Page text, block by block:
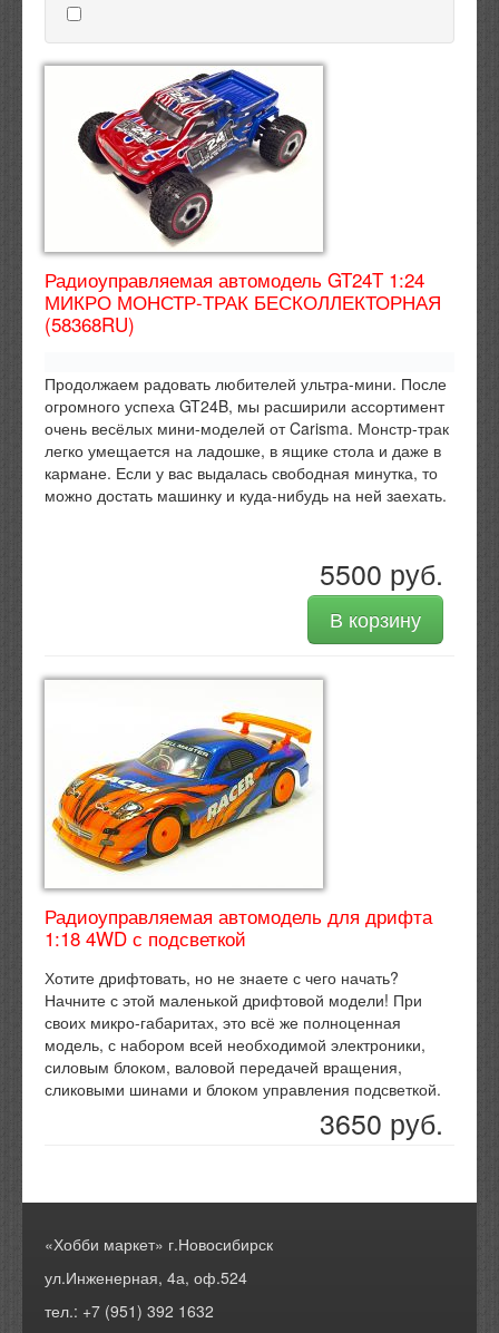
Радиоуправляемая автомодель GT24T 1:24
МИКРО МОНСТР-ТРАК БЕСКОЛЛЕКТОРНАЯ
(58368RU)
Продолжаем радовать любителей ультра-мини. После
огромного успеха GT24B, мы расширили ассортимент
очень весёлых мини-моделей от Carisma. Монстр-трак
легко умещается на ладошке, в ящике стола и даже в
кармане. Если у вас выдалась свободная минутка, то
можно достать машинку и куда-нибудь на ней заехать.
5500 руб.
В корзину
Радиоуправляемая автомодель для дрифта
1:18 4WD с подсветкой
Хотите дрифтовать, но не знаете с чего начать?
Начните с этой маленькой дрифтовой модели! При
своих микро-габаритах, это всё же полноценная
модель, с набором всей необходимой электроники,
силовым блоком, валовой передачей вращения,
сликовыми шинами и блоком управления подсветкой.
3650 руб.
«Хобби маркет» г.Новосибирск
ул.Инженерная, 4а, оф.524
тел.: +7 (951) 392 1632